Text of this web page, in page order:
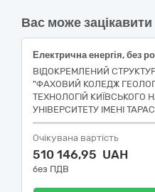
Вас може зацікавити
Електрична енергія, без
ВІДОКРЕМЛЕНИЙ
"ФАХОВИЙ КОЛЕДЖ
ТЕХНОЛОГІЙ КИЇВСЬКОГО
УНІВЕРСИТЕТУ ІМЕНІ
Очікувана вартість
510 146,95 UAH
без ПДВ